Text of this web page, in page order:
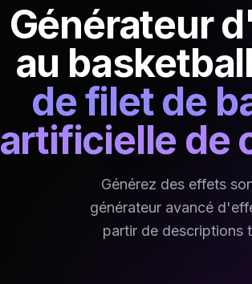
Générateur
au basketball
de filet de
artificielle de
Générez des effets
générateur avancé
partir de descriptions